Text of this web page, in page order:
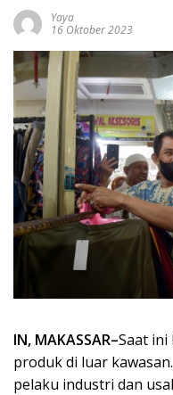
Yaya
16 Oktober 2023
IN, MAKASSAR–Saat
produk di luar
pelaku industri dan